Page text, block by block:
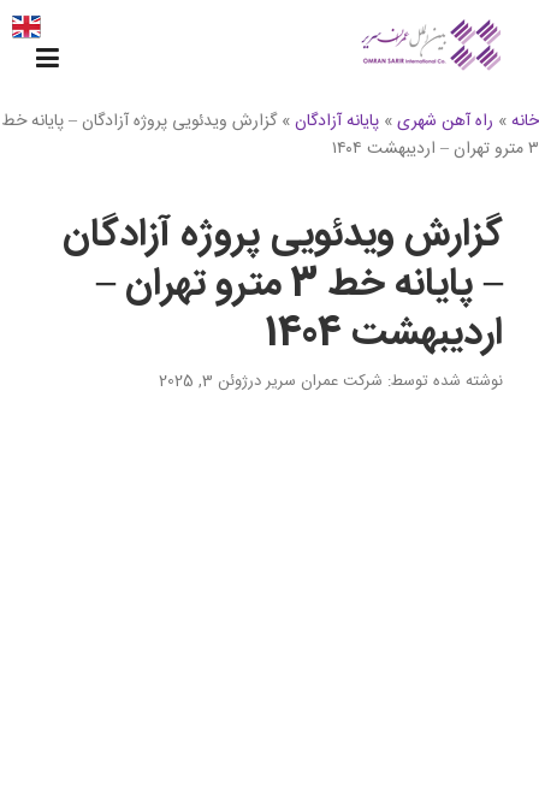
content
خانه» راه آهن شهری» پایانه آزادگان»گزارش ویدئویی پروژه آزادگان – پایانه خط
۳ مترو تهران – اردیبهشت ۱۴۰۴
گزارش ویدئویی پروژه آزادگان
– پایانه خط 3 مترو تهران –
اردیبهشت 1404
نوشته شده توسط: شرکت عمران سریردرژوئن 3, 2025